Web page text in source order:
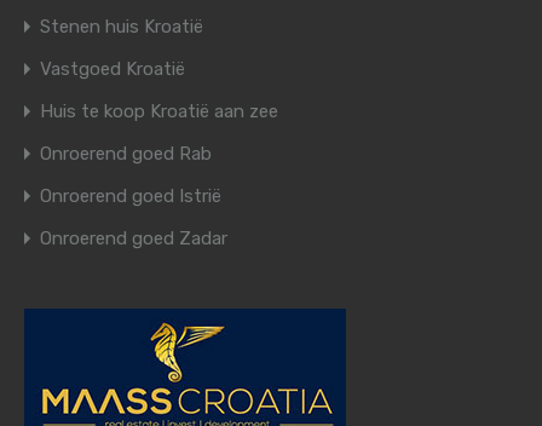
Stenen huis Kroatië
Vastgoed Kroatië
Huis te koop Kroatië aan zee
Onroerend goed Rab
Onroerend goed Istrië
Onroerend goed Zadar